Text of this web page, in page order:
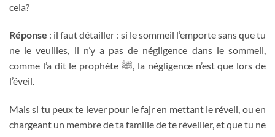
cela?
Réponse : il faut détailler : si le sommeil l’emporte sans que tu
ne le veuilles, il n’y a pas de négligence dans le sommeil,
comme l’a dit le prophèteﷺ, la négligence n’est que lors de
l’éveil.
Mais si tu peux te lever pour le fajr en mettant le réveil, ou en
chargeant un membre de ta famille de te réveiller, et que tu ne